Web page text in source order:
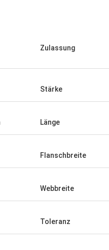
Madison Jackson
kam pünktlich an.
Zulassung
Stärke
Länge
Flanschbreite
Webbreite
Toleranz